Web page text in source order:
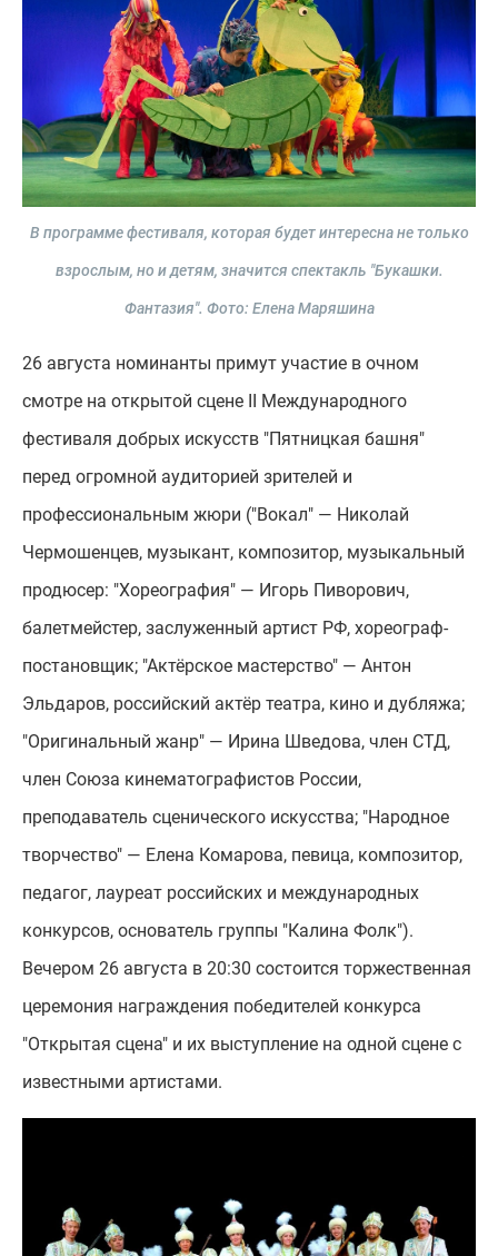
В программе фестиваля, которая будет интересна не только
взрослым, но и детям, значится спектакль "Букашки.
Фантазия". Фото: Елена Маряшина
26 августа номинанты примут участие в очном
смотре на открытой сцене II Международного
фестиваля добрых искусств "Пятницкая башня"
перед огромной аудиторией зрителей и
профессиональным жюри ("Вокал" — Николай
Чермошенцев, музыкант, композитор, музыкальный
продюсер: "Хореография" — Игорь Пиворович,
балетмейстер, заслуженный артист РФ, хореограф-
постановщик; "Актёрское мастерство" — Антон
Эльдаров, российский актёр театра, кино и дубляжа;
"Оригинальный жанр" — Ирина Шведова, член СТД,
член Союза кинематографистов России,
преподаватель сценического искусства; "Народное
творчество" — Елена Комарова, певица, композитор,
педагог, лауреат российских и международных
конкурсов, основатель группы "Калина Фолк").
Вечером 26 августа в 20:30 состоится торжественная
церемония награждения победителей конкурса
"Открытая сцена" и их выступление на одной сцене с
известными артистами.